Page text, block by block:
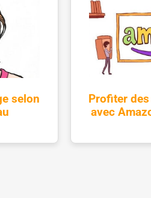
selon
Profiter
avec